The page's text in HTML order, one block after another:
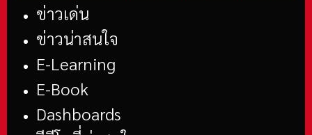
ข่าวเด่น
ข่าวน่าสนใจ
E-Learning
E-Book
Dashboards